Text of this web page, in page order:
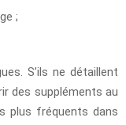
;
S’ils ne détaillent
des suppléments au
plus fréquents dans